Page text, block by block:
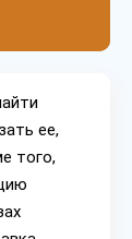
ее,
того,